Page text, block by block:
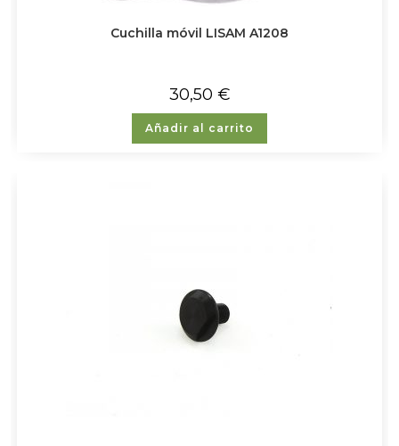
Cuchilla móvil LISAM A1208
30,50 €
Añadir al carrito